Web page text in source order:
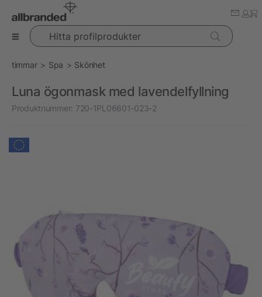
Hitta profilprodukter
timmar Spa Skönhet
Luna ögonmask med lavendelfyllning
Produktnummer: 720-1PL06601-023-2